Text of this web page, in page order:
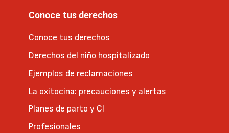
Conoce tus derechos
Conoce tus derechos
Derechos del niño hospitalizado
Ejemplos de reclamaciones
La oxitocina: precauciones y alertas
Planes de parto y CI
Profesionales